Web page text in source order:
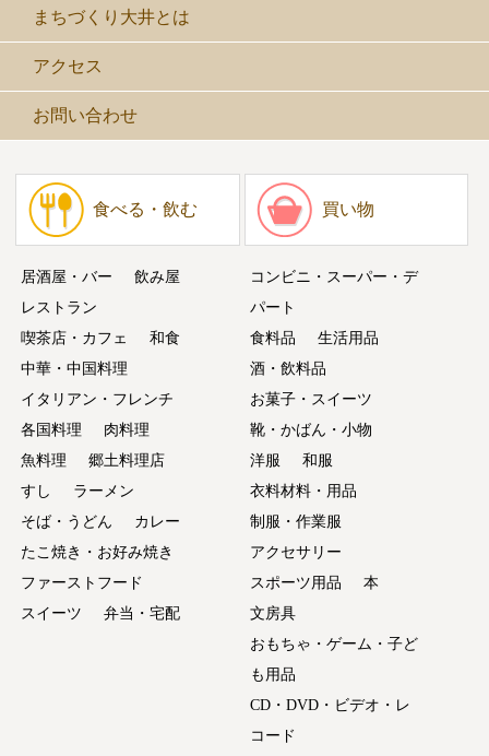
まちづくり大井とは
アクセス
お問い合わせ
食べる・飲む
居酒屋・バー
飲み屋
レストラン
喫茶店・カフェ
和食
中華・中国料理
イタリアン・フレンチ
各国料理
肉料理
魚料理
郷土料理店
すし
ラーメン
そば・うどん
カレー
たこ焼き・お好み焼き
ファーストフード
スイーツ
弁当・宅配
買い物
コンビニ・スーパー・デ
パート
食料品
生活用品
酒・飲料品
お菓子・スイーツ
靴・かばん・小物
洋服
和服
衣料材料・用品
制服・作業服
アクセサリー
スポーツ用品
本
文房具
おもちゃ・ゲーム・子ど
も用品
CD・DVD・ビデオ・レ
コード